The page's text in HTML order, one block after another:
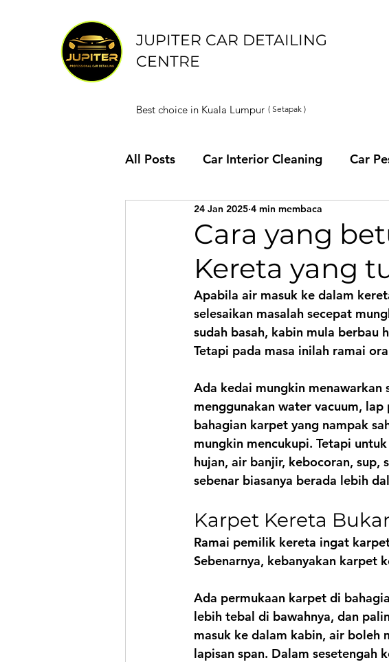
JUPITER CAR DETAILING
CENTRE
Best choice in Kuala Lumpur ( Setapak )
All Posts Car Interior Cleaning Car
Cara yang
Kereta yang
24 Jan 2025 4 min membaca
Apabila air masuk ke dalam
selesaikan masalah secepat
sudah basah, kabin mula
Tetapi pada masa inilah ramai
Ada kedai mungkin menawarkan
menggunakan water vacuum,
bahagian karpet yang nampak
mungkin mencukupi. Tetapi
hujan, air banjir, kebocoran, sup,
sebenar biasanya berada lebih
Karpet Kereta
Ramai pemilik kereta ingat
Sebenarnya, kebanyakan karpet
Ada permukaan karpet di
lebih tebal di bawahnya, dan
masuk ke dalam kabin, air boleh
lapisan span. Dalam sesetengah